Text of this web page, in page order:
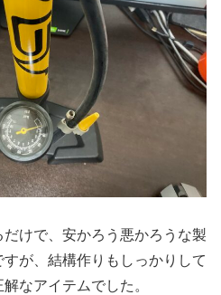
けで、安かろう悪かろうな製
が、結構作りもしっかりして
なアイテムでした。